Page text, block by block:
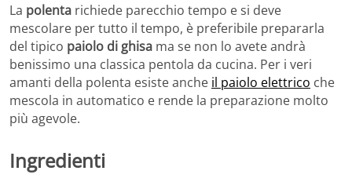
La polenta richiede parecchio tempo e si deve
mescolare per tutto il tempo, è preferibile prepararla
del tipico paiolo di ghisa ma se non lo avete andrà
benissimo una classica pentola da cucina. Per i veri
amanti della polenta esiste anche il paiolo elettrico che
mescola in automatico e rende la preparazione molto
più agevole.
Ingredienti